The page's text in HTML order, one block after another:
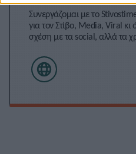
Συνεργάζομαι με το
για τον Στίβο, Media, Viral κι
σχέση με τα social, αλλά τα
αναδεικνύω όλες τις πτυχές
τα reality games κι ο